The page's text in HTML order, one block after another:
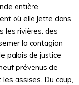
entière
où elle jette dans
les rivières, des
la contagion
palais de justice
prévenus de
assises. Du coup,